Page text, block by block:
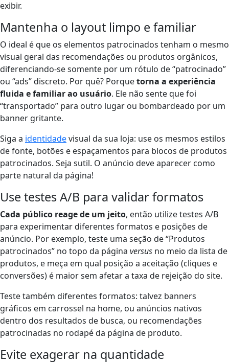
exibir.
Mantenha o layout limpo e familiar
O ideal é que os elementos patrocinados tenham o mesmo
visual geral das recomendações ou produtos orgânicos,
diferenciando-se somente por um rótulo de “patrocinado”
ou “ads” discreto. Por quê? Porquetorna a experiência
fluida e familiar ao usuário. Ele não sente que foi
“transportado” para outro lugar ou bombardeado por um
banner gritante.
Siga a identidadevisual da sua loja: use os mesmos estilos
de fonte, botões e espaçamentos para blocos de produtos
patrocinados. Seja sutil. O anúncio deve aparecer como
parte natural da página!
Use testes A/B para validar formatos
Cada público reage de um jeito, então utilize testes A/B
para experimentar diferentes formatos e posições de
anúncio. Por exemplo, teste uma seção de “Produtos
patrocinados” no topo da página versus no meio da lista de
produtos, e meça em qual posição a aceitação (cliques e
conversões) é maior sem afetar a taxa de rejeição do site.
Teste também diferentes formatos: talvez banners
gráficos em carrossel na home, ou anúncios nativos
dentro dos resultados de busca, ou recomendações
patrocinadas no rodapé da página de produto.
Evite exagerar na quantidade